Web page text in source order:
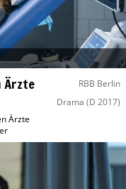
Ärzte RBB Berlin
Drama (D 2017)
Ärzte